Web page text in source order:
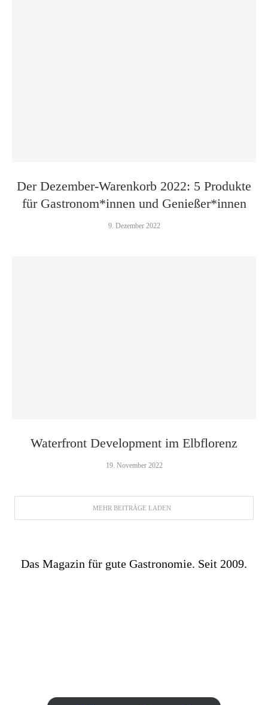
Der Dezember-Warenkorb 2022: 5 Produkte
für Gastronom*innen und Genießer*innen
9. Dezember 2022
Waterfront Development im Elbflorenz
19. November 2022
MEHR BEITRÄGE LADEN
Das Magazin für gute Gastronomie. Seit 2009.